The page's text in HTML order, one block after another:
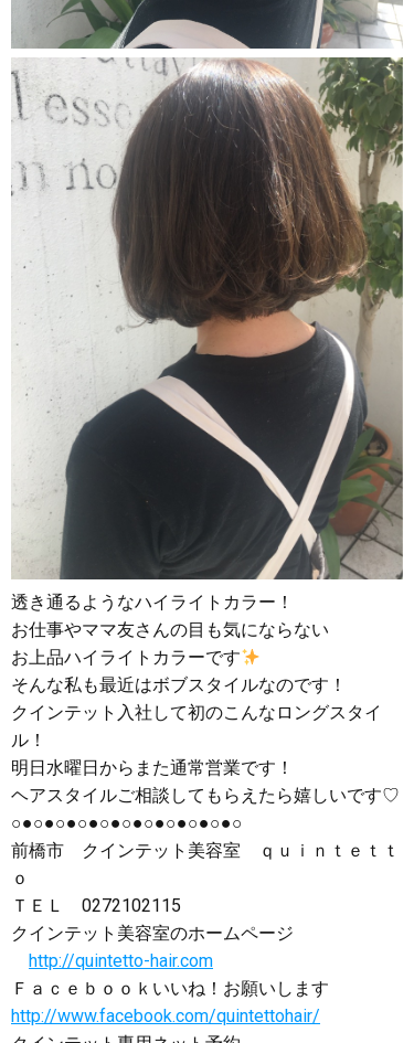
透き通るようなハイライトカラー！
お仕事やママ友さんの目も気にならない
お上品ハイライトカラーです
そんな私も最近はボブスタイルなのです！
クインテット入社して初のこんなロングスタイ
ル！
明日水曜日からまた通常営業です！
ヘアスタイルご相談してもらえたら嬉しいです♡
○●○●○●○●○●○●○●○●○●○●○
前橋市 クインテット美容室 ｑｕｉｎｔｅｔｔ
ｏ
ＴＥＬ 0272102115
クインテット美容室のホームページ
http://quintetto-hair.com
Ｆａｃｅｂｏｏｋいいね！お願いします
http://www.facebook.com/quintettohair/